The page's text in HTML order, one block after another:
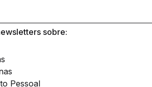
sobre:
Pessoal